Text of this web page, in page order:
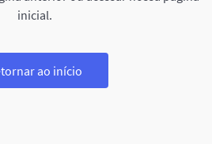
inicial.
ao início